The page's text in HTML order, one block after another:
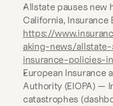
Allstate pauses new
https://
aking-news/
insurance-policies-
European Insurance
Authority (EIOPA) —